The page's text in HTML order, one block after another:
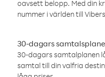
oavsett belopp. Med din
nummer i världen till
30-dagars
30-dagars samtalplanen
samtal till din valfria